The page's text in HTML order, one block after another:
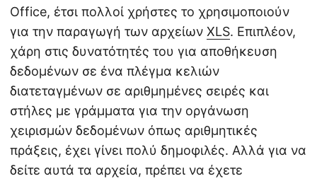
Office, έτσι πολλοί χρήστες το χρησιμοποιούν
για την παραγωγή των αρχείων XLS. Επιπλέον,
χάρη στις δυνατότητές του για αποθήκευση
δεδομένων σε ένα πλέγμα κελιών
διατεταγμένων σε αριθμημένες σειρές και
στήλες με γράμματα για την οργάνωση
χειρισμών δεδομένων όπως αριθμητικές
πράξεις, έχει γίνει πολύ δημοφιλές. Αλλά για να
δείτε αυτά τα αρχεία, πρέπει να έχετε